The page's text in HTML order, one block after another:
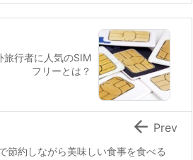
旅行者に人気のSIM
フリーとは？
節約しながら美味しい食事を食べる
 Prev